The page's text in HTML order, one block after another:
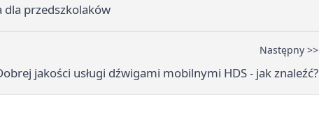
dla przedszkolaków
Następny >>
jakości usługi dźwigami mobilnymi HDS - jak znaleźć?